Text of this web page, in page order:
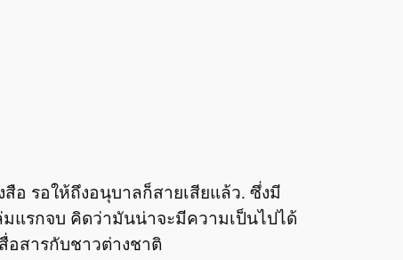
อ รอให้ถึงอนุบาลก็สายเสียแล้ว. ซึ่งมี
แรกจบ คิดว่ามันน่าจะมีความเป็นไปได้
อสารกับชาวต่างชาติ